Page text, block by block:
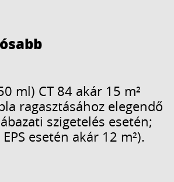
ml) CT 84 akár 15 m²
ragasztásához elegendő
szigetelés esetén;
esetén akár 12 m²).